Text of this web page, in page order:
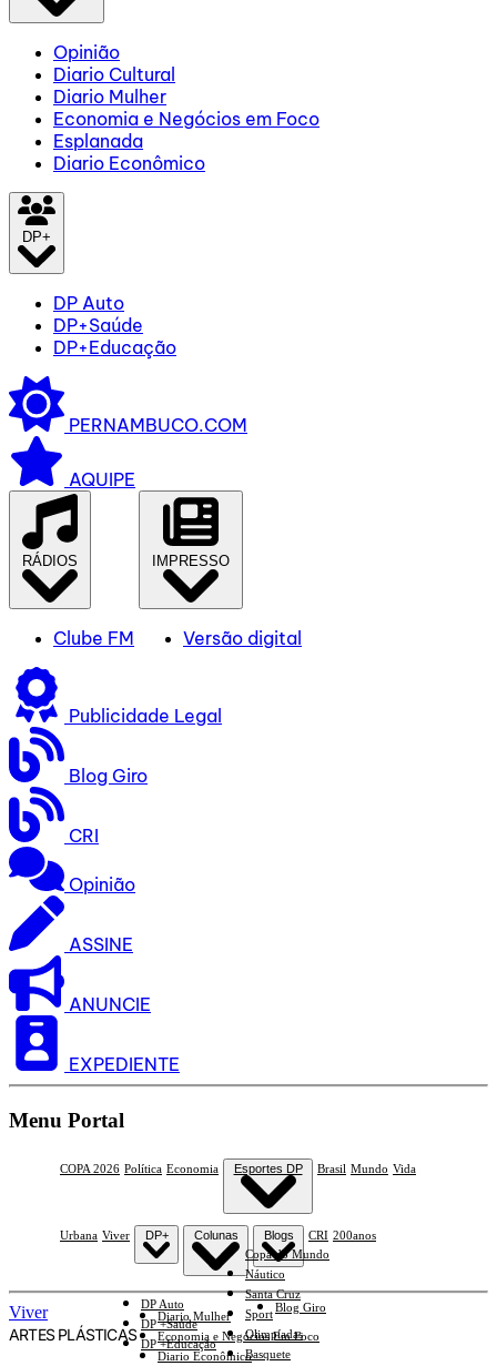
Opinião
Diario Cultural
Diario Mulher
Economia e Negócios em Foco
Esplanada
Diario Econômico
DP+
DP Auto
DP+Saúde
DP+Educação
PERNAMBUCO.COM
AQUIPE
RÁDIOS
Clube FM
IMPRESSO
Versão digital
Publicidade Legal
Blog Giro
CRI
Opinião
ASSINE
ANUNCIE
EXPEDIENTE
Menu Portal
COPA 2026 Política Economia Esportes DP
Copa do Mundo
Náutico
Santa Cruz
Sport
Olimpíadas
Basquete
Brasil Mundo Vida
Urbana Viver DP+
DP Auto
DP +Saúde
DP +Educação
Colunas
Diario Mulher
Economia e Negócios Em Foco
Diario Econômico
Blogs
Blog Giro
CRI 200anos
Viver
ARTES PLÁSTICAS